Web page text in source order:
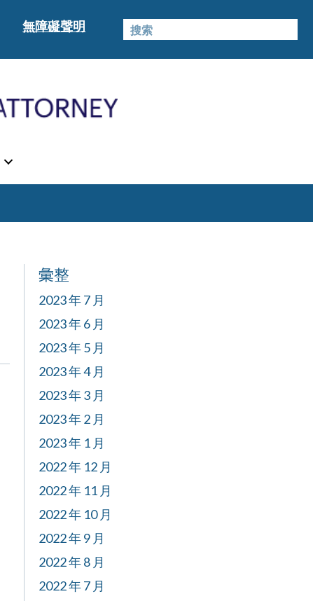
無障礙聲明
彙整
2023 年 7 月
2023 年 6 月
2023 年 5 月
2023 年 4 月
2023 年 3 月
2023 年 2 月
2023 年 1 月
2022 年 12 月
2022 年 11 月
2022 年 10 月
2022 年 9 月
2022 年 8 月
2022 年 7 月